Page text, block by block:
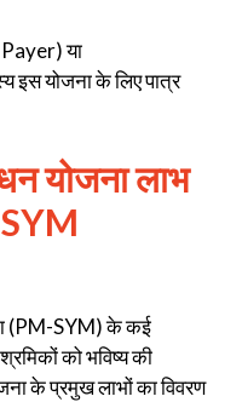
या
योजना के लिए पात्र
योजना लाभ
(PM-SYM) के कई
को भविष्य की
के प्रमुख लाभों का विवरण